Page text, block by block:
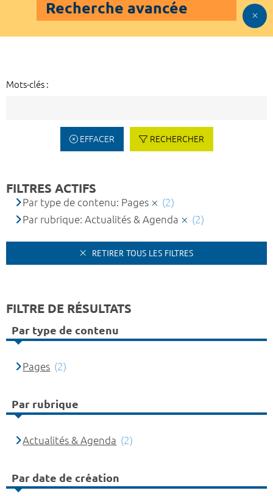
Recherche avancée
Mots-clés :
EFFACER RECHERCHER
FILTRES ACTIFS
Par type de contenu: Pages
(2)
Par rubrique: Actualités & Agenda
(2)
RETIRER TOUS LES FILTRES
FILTRE DE RÉSULTATS
Par type de contenu
Pages (2)
Par rubrique
Actualités & Agenda (2)
Par date de création